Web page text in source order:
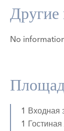
No
1 Входная
1